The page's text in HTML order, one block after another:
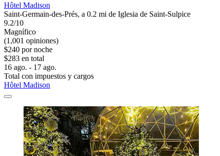
Hôtel Madison
Saint-Germain-des-Prés, a 0.2 mi de Iglesia de Saint-Sulpice
9.2/10
Magnífico
(1,001 opiniones)
$240 por noche
$283 en total
16 ago. - 17 ago.
Total con impuestos y cargos
Hôtel Madison